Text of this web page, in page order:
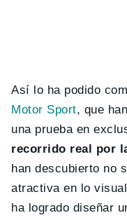
Así lo ha podido
Motor Sport, que
una prueba en
recorrido real por
han descubierto no
atractiva en lo
ha logrado diseñar